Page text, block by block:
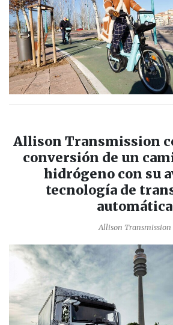
Allison Transmission
conversión de un
hidrógeno con su
tecnología de
automática
Allison Transmission